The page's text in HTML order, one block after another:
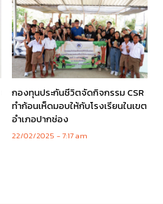
กองทุนประกันชีวิตจัดกิจกรรม CSR
ทำก้อนเห็ดมอบให้กับโรงเรียนในเขต
อำเภอปากช่อง
22/02/2025 7:17 am